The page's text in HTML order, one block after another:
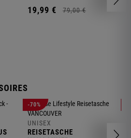
19,99 € 79,00 €
-70%
UNISEX
REISETASCHE